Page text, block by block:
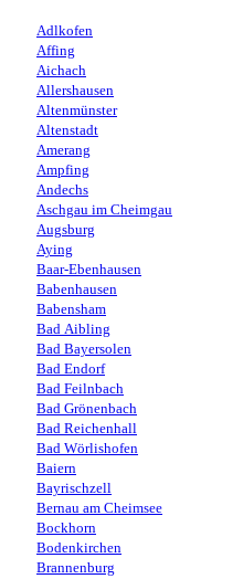
Adlkofen
Affing
Aichach
Allershausen
Altenmünster
Altenstadt
Amerang
Ampfing
Andechs
Aschgau im Cheimgau
Augsburg
Aying
Baar-Ebenhausen
Babenhausen
Babensham
Bad Aibling
Bad Bayersolen
Bad Endorf
Bad Feilnbach
Bad Grönenbach
Bad Reichenhall
Bad Wörlishofen
Baiern
Bayrischzell
Bernau am Cheimsee
Bockhorn
Bodenkirchen
Brannenburg